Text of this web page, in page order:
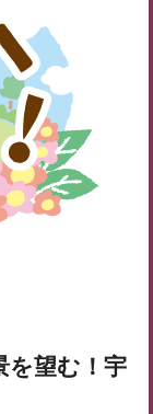
を望む！宇